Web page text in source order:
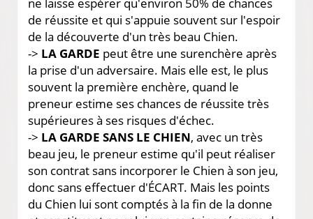
de réussite et qui s'appuie souvent sur l'espoir
de la découverte d'un très beau Chien.
-> LA GARDE peut être une surenchère après
la prise d'un adversaire. Mais elle est, le plus
souvent la première enchère, quand le
preneur estime ses chances de réussite très
supérieures à ses risques d'échec.
-> LA GARDE SANS LE CHIEN, avec un très
beau jeu, le preneur estime qu'il peut réaliser
son contrat sans incorporer le Chien à son jeu,
donc sans effectuer d'ÉCART. Mais les points
du Chien lui sont comptés à la fin de la donne